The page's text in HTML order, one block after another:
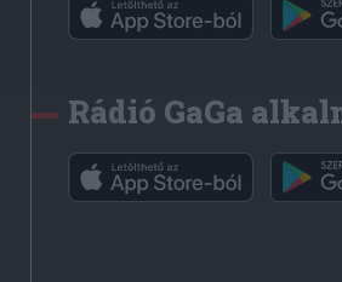
Rádió GaGa